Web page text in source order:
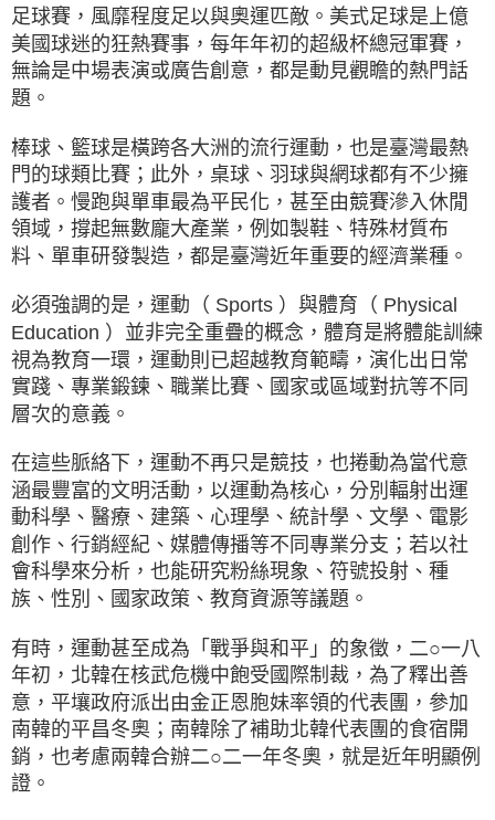
足球賽，風靡程度足以與奧運匹敵。美式足球是上億
美國球迷的狂熱賽事，每年年初的超級杯總冠軍賽，
無論是中場表演或廣告創意，都是動見觀瞻的熱門話
題。
棒球、籃球是橫跨各大洲的流行運動，也是臺灣最熱
門的球類比賽；此外，桌球、羽球與網球都有不少擁
護者。慢跑與單車最為平民化，甚至由競賽滲入休閒
領域，撐起無數龐大產業，例如製鞋、特殊材質布
料、單車研發製造，都是臺灣近年重要的經濟業種。
必須強調的是，運動（ Sports ）與體育（ Physical
Education ）並非完全重疊的概念，體育是將體能訓練
視為教育一環，運動則已超越教育範疇，演化出日常
實踐、專業鍛鍊、職業比賽、國家或區域對抗等不同
層次的意義。
在這些脈絡下，運動不再只是競技，也捲動為當代意
涵最豐富的文明活動，以運動為核心，分別輻射出運
動科學、醫療、建築、心理學、統計學、文學、電影
創作、行銷經紀、媒體傳播等不同專業分支；若以社
會科學來分析，也能研究粉絲現象、符號投射、種
族、性別、國家政策、教育資源等議題。
有時，運動甚至成為「戰爭與和平」的象徵，二○一八
年初，北韓在核武危機中飽受國際制裁，為了釋出善
意，平壤政府派出由金正恩胞妹率領的代表團，參加
南韓的平昌冬奧；南韓除了補助北韓代表團的食宿開
銷，也考慮兩韓合辦二○二一年冬奧，就是近年明顯例
證。